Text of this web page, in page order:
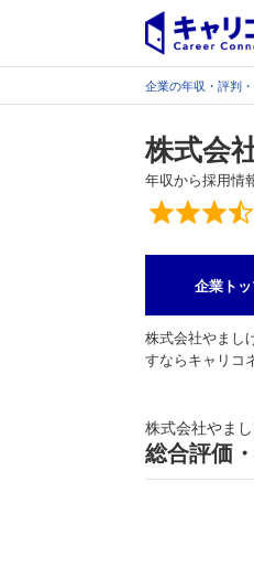
企業の年収・評判
株式会
年収から採用情
総合評価
企業ト
株式会社やまし
すならキャリコ
株式会社やま
総合評価